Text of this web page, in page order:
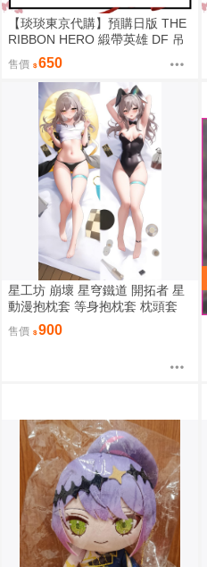
【琰琰東京代購】預購日版 THE
RIBBON HERO 緞帶英雄 DF 吊
飾 藍寶石 帕茵 天鵝絨 吉露可
售價 650
星工坊 崩壞 星穹鐵道 開拓者 星
動漫抱枕套 等身抱枕套 枕頭套
售價 900